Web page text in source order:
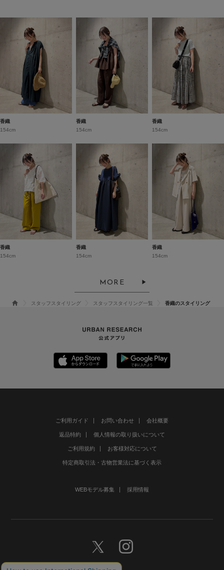
香織
154cm
香織
154cm
香織
154cm
香織
154cm
香織
154cm
香織
154cm
MORE
スタッフスタイリング スタッフスタイリング一覧 香織のスタイリング
ご利用ガイド お問い合わせ 会社概要
返品特約 個人情報の取り扱いについて
ご利用規約 お客様対応について
特定商取引法・古物営業法に基づく表示
WEBモデル募集 採用情報